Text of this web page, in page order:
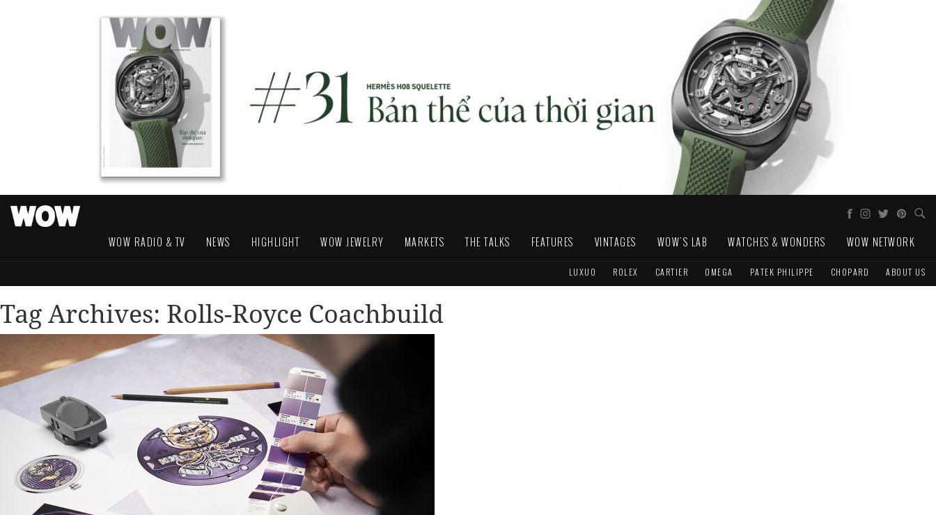
WOW RADIO & TV NEWS HIGHLIGHT WOW JEWELRY MARKETS THE TALKS FEATURES VINTAGES WOW'S LAB WATCHES & WONDERS WOW NETWORK
LUXUO ROLEX CARTIER OMEGA PATEK PHILIPPE CHOPARD ABOUT US
Tag Archives: Rolls-Royce Coachbuild